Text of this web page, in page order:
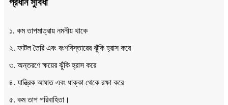
প্রধান সুবিধা
১. কম তাপমাত্রায় নমনীয় থাকে
২. ফাটল তৈরি এবং বংশবিস্তারের ঝুঁকি হ্রাস করে
৩. অন্তরণে ক্ষয়ের ঝুঁকি হ্রাস করে
৪. যান্ত্রিক আঘাত এবং ধাক্কা থেকে রক্ষা করে
৫. কম তাপ পরিবাহিতা।